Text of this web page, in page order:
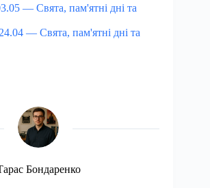
— Свята, пам'ятні дні та
— Свята, пам'ятні дні та
Бондаренко